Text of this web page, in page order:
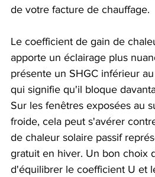
de votre facture de chauffage.
Le coefficient de gain de
apporte un éclairage plus
présente un SHGC inférieur
qui signifie qu'il bloque
Sur les fenêtres exposées au
froide, cela peut s'avérer
de chaleur solaire passif
gratuit en hiver. Un bon choix
d'équilibrer le coefficient U et